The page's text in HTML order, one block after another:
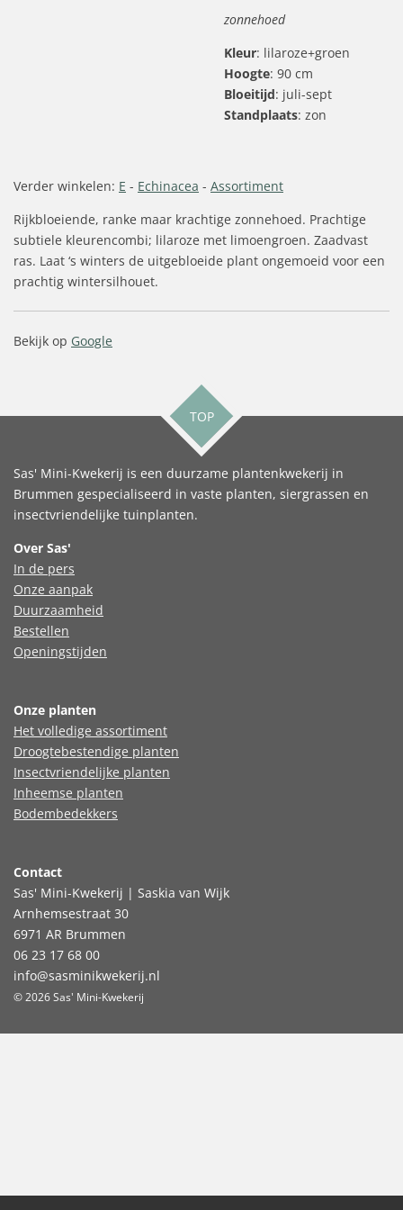
zonnehoed
Kleur: lilaroze+groen
Hoogte: 90 cm
Bloeitijd: juli-sept
Standplaats: zon
Verder winkelen: E - Echinacea - Assortiment
Rijkbloeiende, ranke maar krachtige zonnehoed. Prachtige
subtiele kleurencombi; lilaroze met limoengroen. Zaadvast
ras. Laat ‘s winters de uitgebloeide plant ongemoeid voor een
prachtig wintersilhouet.
Bekijk op Google
TOP
Sas' Mini-Kwekerij is een duurzame plantenkwekerij in
Brummen gespecialiseerd in vaste planten, siergrassen en
insectvriendelijke tuinplanten.
Over Sas'
In de pers
Onze aanpak
Duurzaamheid
Bestellen
Openingstijden
Onze planten
Het volledige assortiment
Droogtebestendige planten
Insectvriendelijke planten
Inheemse planten
Bodembedekkers
Contact
Sas' Mini-Kwekerij | Saskia van Wijk
Arnhemsestraat 30
6971 AR Brummen
06 23 17 68 00
info@sasminikwekerij.nl
© 2026 Sas' Mini-Kwekerij